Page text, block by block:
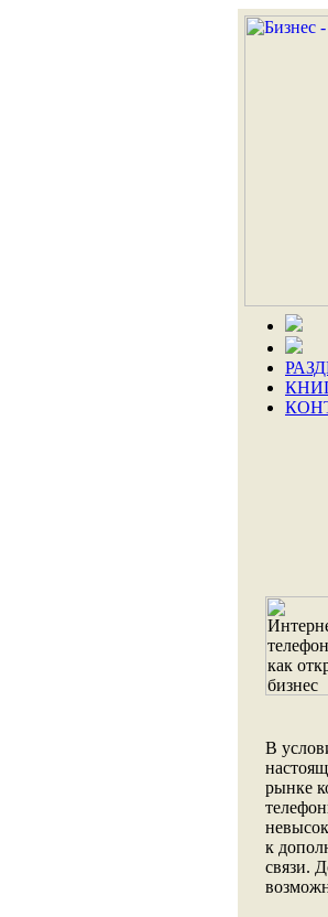
В
рынке
к
связи.